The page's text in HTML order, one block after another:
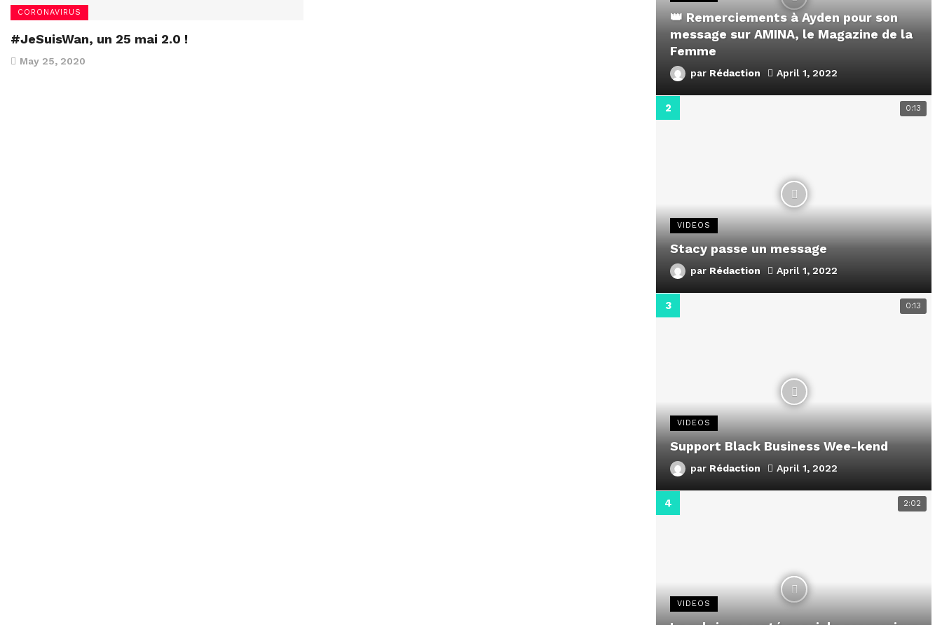
CORONAVIRUS
#JeSuisWan, un 25 mai 2.0 !
May 25, 2020
👑 Remerciements à Ayden pour son
message sur AMINA, le Magazine de la
Femme
par Rédaction April 1, 2022
0:13
VIDEOS
Stacy passe un message
par Rédaction April 1, 2022
0:13
VIDEOS
Support Black Business Wee-kend
par Rédaction April 1, 2022
2:02
VIDEOS